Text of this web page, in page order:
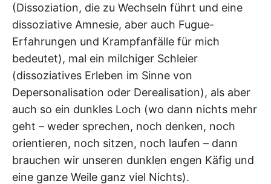
(Dissoziation, die zu Wechseln führt und eine
dissoziative Amnesie, aber auch Fugue-
Erfahrungen und Krampfanfälle für mich
bedeutet), mal ein milchiger Schleier
(dissoziatives Erleben im Sinne von
Depersonalisation oder Derealisation), als aber
auch so ein dunkles Loch (wo dann nichts mehr
geht – weder sprechen, noch denken, noch
orientieren, noch sitzen, noch laufen – dann
brauchen wir unseren dunklen engen Käfig und
eine ganze Weile ganz viel Nichts).